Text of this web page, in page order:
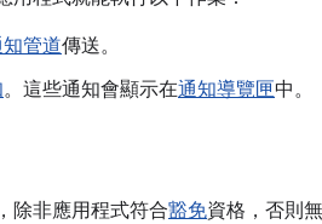
管道傳送。
。這些通知會顯示在通知導覽匣中。
除非應用程式符合豁免資格，否則